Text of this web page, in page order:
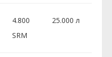
полностью
4.800
SRM
25.000 л